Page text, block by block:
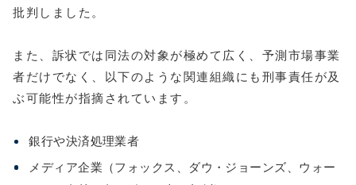
批判しました。
また、訴状では同法の対象が極めて広く、予測市場事業
者だけでなく、以下のような関連組織にも刑事責任が及
ぶ可能性が指摘されています。
銀行や決済処理業者
メディア企業（フォックス、ダウ・ジョーンズ、ウォー